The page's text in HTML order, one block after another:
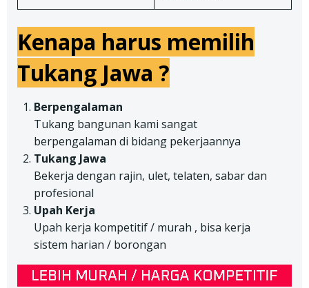
Kenapa harus memilih
Tukang Jawa ?
Berpengalaman
Tukang bangunan kami sangat
berpengalaman di bidang pekerjaannya
Tukang Jawa
Bekerja dengan rajin, ulet, telaten, sabar dan
profesional
Upah Kerja
Upah kerja kompetitif / murah , bisa kerja
sistem harian / borongan